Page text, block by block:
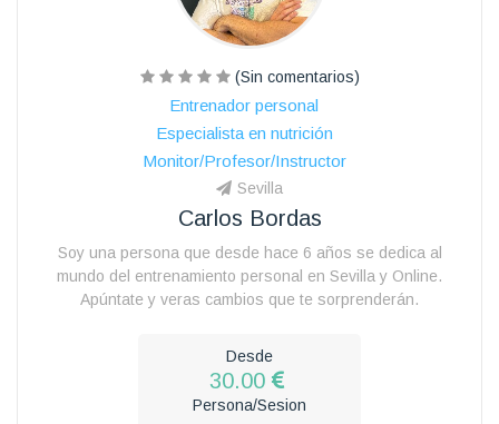
(Sin comentarios)
Entrenador personal
Especialista en nutrición
Monitor/Profesor/Instructor
Sevilla
Carlos Bordas
Soy una persona que desde hace 6 años se dedica al
mundo del entrenamiento personal en Sevilla y Online.
Apúntate y veras cambios que te sorprenderán.
Desde
30.00
Persona/Sesion